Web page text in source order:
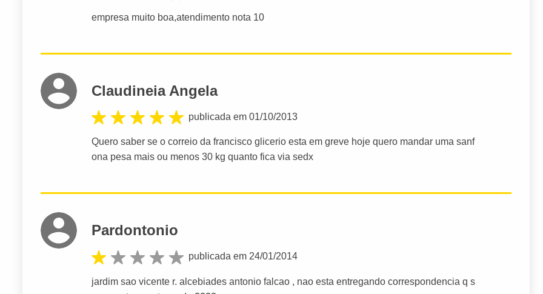
empresa muito boa,atendimento nota 10
Claudineia Angela
publicada em 01/10/2013
Quero saber se o correio da francisco glicerio esta em greve hoje quero mandar uma sanf
ona pesa mais ou menos 30 kg quanto fica via sedx
Pardontonio
publicada em 24/01/2014
jardim sao vicente r. alcebiades antonio falcao , nao esta entregando correspondencia q s